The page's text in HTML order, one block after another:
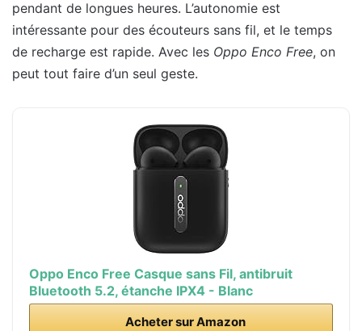
pendant de longues heures. L’autonomie est
intéressante pour des écouteurs sans fil, et le temps
de recharge est rapide. Avec les Oppo Enco Free, on
peut tout faire d’un seul geste.
Oppo Enco Free Casque sans Fil, antibruit
Bluetooth 5.2, étanche IPX4 - Blanc
Acheter sur Amazon